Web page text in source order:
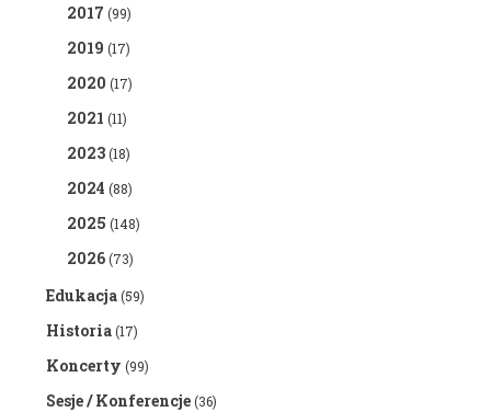
2017 (99)
2019 (17)
2020 (17)
2021 (11)
2023(18)
2024 (88)
2025 (148)
2026(73)
Edukacja(59)
Historia(17)
Koncerty (99)
Sesje / Konferencje(36)